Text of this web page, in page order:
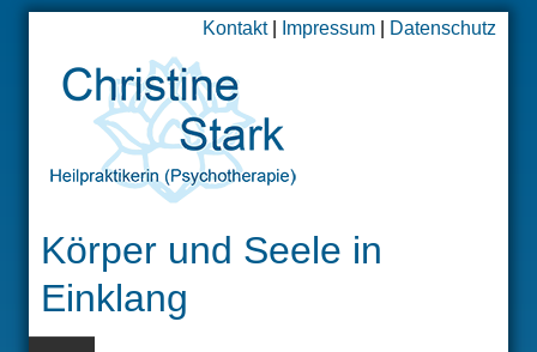
Kontakt| Impressum Datenschutz
Körper und Seele in
Einklang